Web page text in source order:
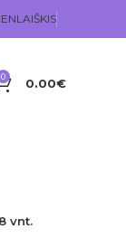
0 0.00€
vnt.